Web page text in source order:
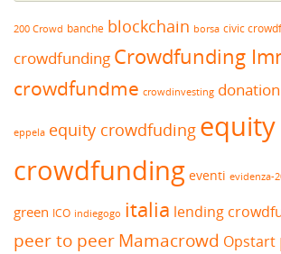
200 Crowd banche blockchain borsa civic
crowdfunding Crowdfunding
crowdfundme crowdinvesting
eppela equity crowdfuding equity
crowdfunding eventi evidenza-
green ICO indiegogo italia lending
peer to peerMamacrowd Opstart